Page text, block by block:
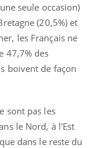
seule occasion)
(20,5%) et
les Français ne
47,7% des
boivent de façon
sont pas les
le Nord, à l'Est
dans le reste du